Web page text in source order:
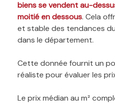
biens se vendent au-
moitié en dessous. Cela
et stable des tendances
dans le département.
Cette donnée fournit un
réaliste pour évaluer les
Le prix médian au m²